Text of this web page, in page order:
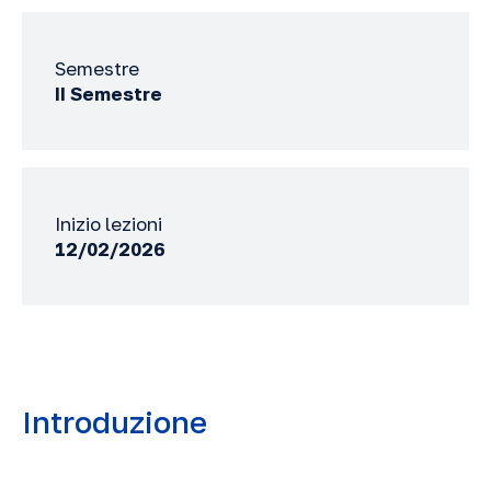
Semestre
II Semestre
Inizio lezioni
12/02/2026
Introduzione